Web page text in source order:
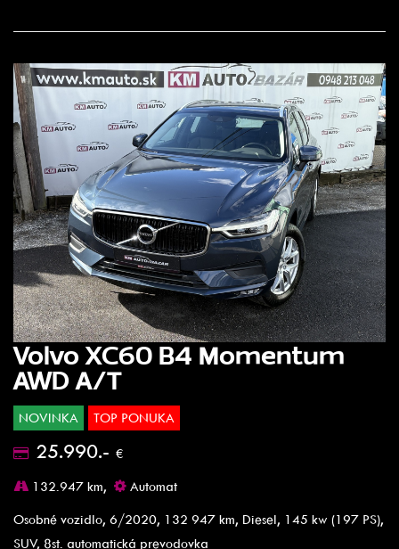
Volvo XC60 B4 Momentum
AWD A/T
NOVINKA TOP PONUKA
25.990.- €
132.947 km,
Automat
Osobné vozidlo, 6/2020, 132 947 km, Diesel, 145 kw (197 PS),
SUV, 8st. automatická prevodovka